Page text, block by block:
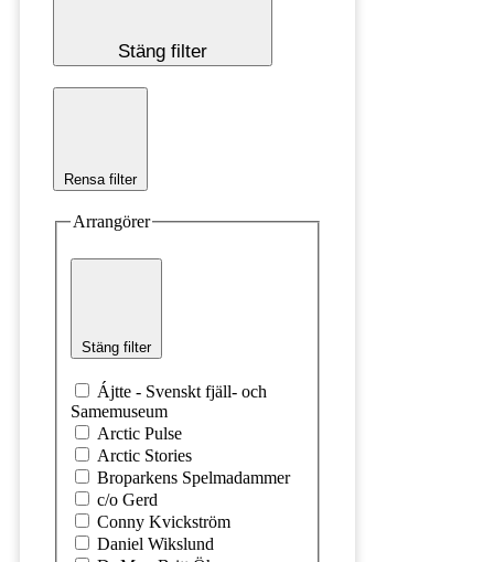
Stäng filter
Rensa filter
Arrangörer
Stäng filter
Ájtte - Svenskt fjäll- och
Samemuseum
Arctic Pulse
Arctic Stories
Broparkens Spelmadammer
c/o Gerd
Conny Kvickström
Daniel Wikslund